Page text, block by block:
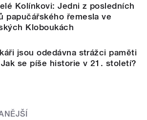
Kolínkovi: Jedni z posledních
papučářského řemesla ve
Kloboukách
jsou odedávna strážci paměti
se píše historie v 21. století?